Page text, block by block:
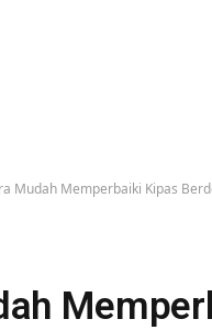
Mudah Memperbaiki Kipas